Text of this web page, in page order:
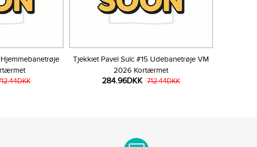
Tjekkiet Pavel Sulc #15 Udebanetrøje VM
2026 Kortærmet
284.96DKK 712.44DKK